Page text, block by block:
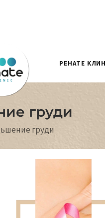
РЕНАТЕ
груди
груди